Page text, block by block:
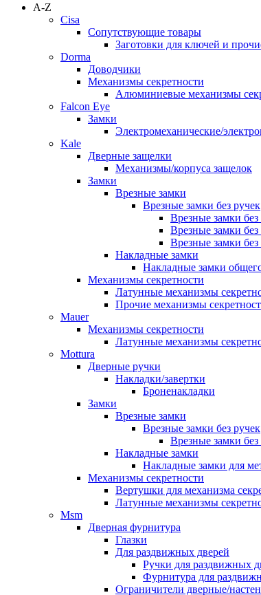
A-Z
Cisa
Сопутствующие товары
Заготовки для ключей и
Dorma
Доводчики
Механизмы секретности
Алюминиевые механизмы
Falcon Eye
Замки
Электромеханические/
Kale
Дверные защелки
Механизмы/корпуса защелок
Замки
Врезные замки
Врезные замки без ручек
Врезные замки
Врезные замки без
Врезные замки
Накладные замки
Накладные замки
Механизмы секретности
Латунные механизмы
Прочие механизмы
Mauer
Механизмы секретности
Латунные механизмы
Mottura
Дверные ручки
Накладки/завертки
Броненакладки
Замки
Врезные замки
Врезные замки без ручек
Врезные замки без
Накладные замки
Накладные замки для
Механизмы секретности
Вертушки для механизма
Латунные механизмы
Msm
Дверная фурнитура
Глазки
Для раздвижных дверей
Ручки для раздвижных
Фурнитура для
Ограничители дверные/